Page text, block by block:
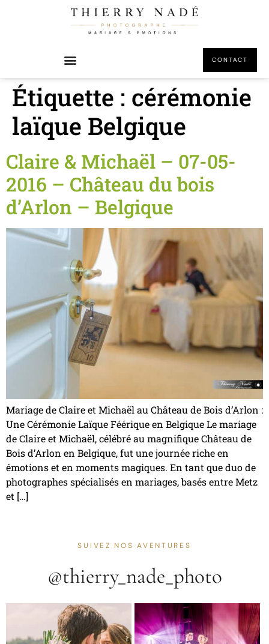
CONTACT
Étiquette : cérémonie
laïque Belgique
Claire & Michaël – 07-05-
2016 – Château du bois
d’Arlon – Belgique
Mariage de Claire et Michaël au Château de Bois d’Arlon :
Une Cérémonie Laïque Féérique en Belgique Le mariage
de Claire et Michaël, célébré au magnifique Château de
Bois d’Arlon en Belgique, fut une journée riche en
émotions et en moments magiques. En tant que duo de
photographes spécialisés en mariages, basés entre Metz
et […]
SUIVEZ NOS AVENTURES
@thierry_nade_photo